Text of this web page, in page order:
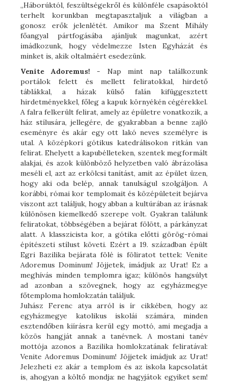
„Háborúktól, feszültségekről és különféle csapásoktól
terhelt korunkban megtapasztaljuk a világban a
gonosz erők jelenlétét. Amikor ma Szent Mihály
főangyal pártfogásába ajánljuk magunkat, azért
imádkozunk, hogy védelmezze Isten Egyházát és
minket is, akik oltalmáért esedezünk.
Venite Adoremus! - Nap mint nap találkozunk
portálok felett és mellett feliratokkal, hirdető
táblákkal, a házak külső falán kifüggesztett
hirdetményekkel, főleg a kapuk környékén cégérekkel.
A falra felkerült felirat, amely az épületre vonatkozik, a
ház stílusára, jellegére, de gyakrabban a benne zajló
eseményre és akár egy ott lakó neves személyre is
utal. A középkori gótikus katedrálisokon ritkán van
felirat. Ehelyett a kapubélleteken, szentek megformált
alakjai, és azok különböző helyzetben való ábrázolása
meséli el, azt az erkölcsi tanítást, amit az épület üzen,
hogy aki oda belép, annak tanulságul szolgáljon. A
korábbi, római kor templomait és középületeit bejárva
viszont azt találjuk, hogy abban a kultúrában az írásnak
különösen kiemelkedő szerepe volt. Gyakran találunk
feliratokat, többségében a bejárat fölött, a párkányzat
alatt. A klasszicista kor, a gótika előtti görög-római
építészeti stílust követi. Ezért a 19. században épült
Egri Bazilika bejárata fölé is föliratot tettek: Venite
Adoremus Dominum! Jöjjetek, imádjuk az Urat! Ez a
meghívás minden templomra igaz; különös hangsúlyt
ad azonban a szövegnek, hogy az egyházmegye
főtemploma homlokzatán találjuk.
Juhász Ferenc atya arról is ír cikkében, hogy az
egyházmegye katolikus iskolái számára, minden
esztendőben kiírásra kerül egy mottó, ami megadja a
közös hangját annak a tanévnek. A mostani tanév
mottója azonos a Bazilika homlokzatának feliratával:
Venite Adoremus Dominum! Jöjjetek imádjuk az Urat!
Jelezheti ez akár a templom és az iskola kapcsolatát
is, ahogyan a költő mondja: ne hagyjátok egyiket sem!